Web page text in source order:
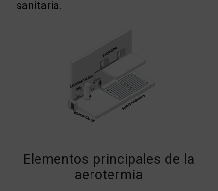
sanitaria.
Elementos principales de la
aerotermia